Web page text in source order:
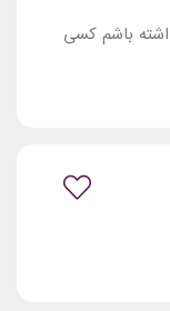
باشم کسی